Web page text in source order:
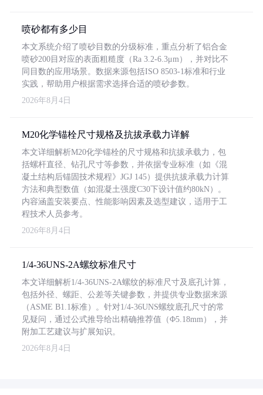
喷砂都有多少目
本文系统介绍了喷砂目数的分级标准，重点分析了铝合金
喷砂200目对应的表面粗糙度（Ra 3.2-6.3μm），并对比不
同目数的应用场景。数据来源包括ISO 8503-1标准和行业
实践，帮助用户根据需求选择合适的喷砂参数。
2026年8月4日
M20化学锚栓尺寸规格及抗拔承载力详解
本文详细解析M20化学锚栓的尺寸规格和抗拔承载力，包
括螺杆直径、钻孔尺寸等参数，并依据专业标准（如《混
凝土结构后锚固技术规程》JGJ 145）提供抗拔承载力计算
方法和典型数值（如混凝土强度C30下设计值约80kN）。
内容涵盖安装要点、性能影响因素及选型建议，适用于工
程技术人员参考。
2026年8月4日
1/4-36UNS-2A螺纹标准尺寸
本文详细解析1/4-36UNS-2A螺纹的标准尺寸及底孔计算，
包括外径、螺距、公差等关键参数，并提供专业数据来源
（ASME B1.1标准）。针对1/4-36UNS螺纹底孔尺寸的常
见疑问，通过公式推导给出精确推荐值（Φ5.18mm），并
附加工艺建议与扩展知识。
2026年8月4日